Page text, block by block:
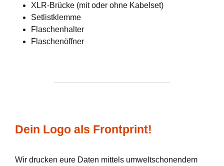
XLR-Brücke (mit oder ohne Kabelset)
Setlistklemme
Flaschenhalter
Flaschenöffner
Dein Logo als Frontprint!
Wir drucken eure Daten mittels umweltschonendem